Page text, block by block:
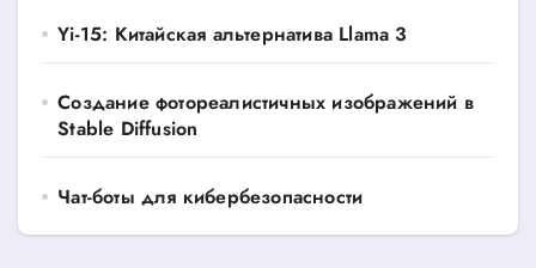
Yi-15: Китайская альтернатива Llama 3
Создание фотореалистичных изображений в
Stable Diffusion
Чат-боты для кибербезопасности